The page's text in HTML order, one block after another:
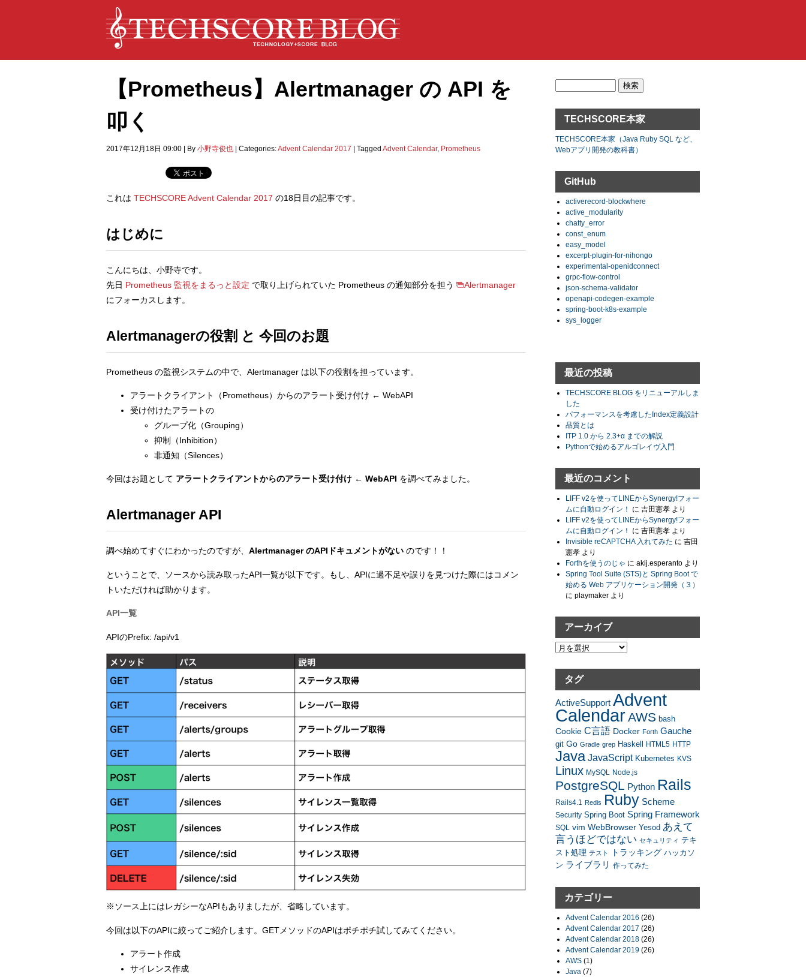
【Prometheus】Alertmanager の API を
叩く
2017年12月18日 09:00 By 小野寺俊也 Categories:Advent Calendar 2017 Tagged Advent Calendar, Prometheus
これは TECHSCORE Advent Calendar 2017 の18日目の記事です。
はじめに
こんにちは、小野寺です。
先日 Prometheus 監視をまるっと設定 で取り上げられていた Prometheus の通知部分を担う
Alertmanager
にフォーカスします。
Alertmanagerの役割 と 今回のお題
Prometheus の監視システムの中で、Alertmanager は以下の役割を担っています。
アラートクライアント（Prometheus）からのアラート受け付け ← WebAPI
受け付けたアラートの
グループ化（Grouping）
抑制（Inhibition）
非通知（Silences）
今回はお題として アラートクライアントからのアラート受け付け ← WebAPI を調べてみました。
Alertmanager API
調べ始めてすぐにわかったのですが、 Alertmanager のAPIドキュメントがない のです！！
ということで、ソースから読み取ったAPI一覧が以下です。もし、APIに過不足や誤りを見つけた際にはコメン
トいただければ助かります。
API一覧
APIのPrefix: /api/v1
※ソース上にはレガシーなAPIもありましたが、省略しています。
今回は以下のAPIに絞ってご紹介します。GETメソッドのAPIはポチポチ試してみてください。
アラート作成
サイレンス作成
TECHSCORE本家
TECHSCORE本家（Java Ruby SQL など、
Webアプリ開発の教科書）
GitHub
activerecord-blockwhere
active_modularity
chatty_error
const_enum
easy_model
excerpt-plugin-for-nihongo
experimental-openidconnect
grpc-flow-control
json-schema-validator
openapi-codegen-example
spring-boot-k8s-example
sys_logger
最近の投稿
TECHSCORE BLOG をリニューアルしま
した
パフォーマンスを考慮したIndex定義設計
品質とは
ITP 1.0 から 2.3+α までの解説
Pythonで始めるアルゴレイヴ入門
最近のコメント
LIFF v2を使ってLINEからSynergy!フォー
ムに自動ログイン！
に吉田憲孝 より
LIFF v2を使ってLINEからSynergy!フォー
ムに自動ログイン！
に吉田憲孝 より
Invisible reCAPTCHA 入れてみた に吉田
憲孝 より
Forthを使うのじゃ にakij.esperanto より
Spring Tool Suite (STS)と Spring Boot で
始める Web アプリケーション開発（３）
にplaymaker より
アーカイブ
ア
カ
タグ
ActiveSupport Advent
CalendarAWS bash
Cookie C言語 Docker Forth Gauche
git Go Gradle grep Haskell HTML5 HTTP
Java JavaScript Kubernetes KVS
Linux MySQL Node.js
PostgreSQL Python Rails
Rails4.1 Redis Ruby Scheme
Security Spring Boot Spring Framework
SQL vim WebBrowser Yesod あえて
言うほどではない セキュリティ テキ
スト処理 テスト トラッキング ハッカソ
ン ライブラリ 作ってみた
カテゴリー
Advent Calendar 2016 (26)
Advent Calendar 2017 (26)
Advent Calendar 2018 (26)
Advent Calendar 2019 (26)
AWS (1)
Java (7)